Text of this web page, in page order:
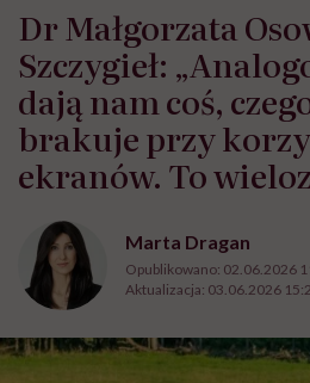
Dr Małgorzata
Szczygieł:
dają nam coś,
brakuje przy
ekranów. To
Marta Dragan
Opublikowano: 02.06.2026
Aktualizacja: 03.06.2026